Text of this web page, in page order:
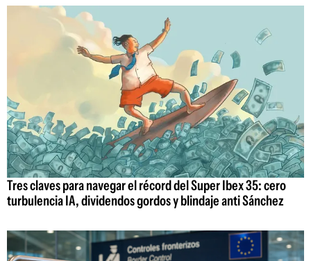
Tres claves para navegar el récord del Super Ibex 35: cero
turbulencia IA, dividendos gordos y blindaje anti Sánchez